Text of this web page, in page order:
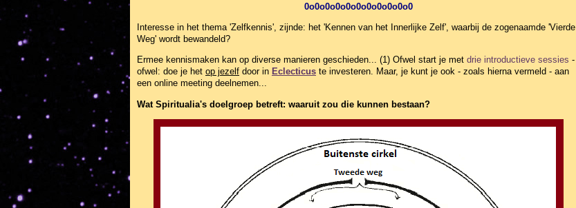
0o0o0o0o0o0o0o0o0o0o0
Interesse in het thema 'Zelfkennis', zijnde: het 'Kennen van het Innerlijke Zelf', waarbij de zogenaamde 'Vierde
Weg' wordt bewandeld?
Ermee kennismaken kan op diverse manieren geschieden... (1) Ofwel start je met drie introductieve sessies -
ofwel: doe je het op jezelf door in Eclecticus te investeren. Maar, je kunt je ook - zoals hierna vermeld - aan
een online meeting deelnemen...
Wat Spiritualia's doelgroep betreft: waaruit zou die kunnen bestaan?